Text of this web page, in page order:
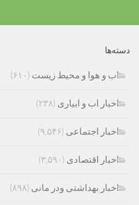
دسته‌ها
اب و هوا و محیط زیست (۶۱۰)
اخبار اب و ابیاری (۲۳۸)
اخبار اجتماعی (۹,۵۴۶)
اخبار اقتصادی (۳,۵۹۰)
اخبار بهداشتی ودر مانی (۸۹۸)